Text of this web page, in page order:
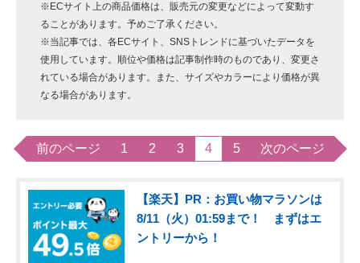
※ECサイト上の商品価格は、販売元の変更などによって変動す
ることがあります。予めご了承ください。
※当記事では、各ECサイト、SNSトレンドに基づいたデータを
使用しています。順位や価格は記事制作時のものであり、変更さ
れている場合があります。また、サイズやカラーにより価格が異
なる場合があります。
前のページ 1 2 3 4 5 次のページ
【楽天】PR：お買い物マラソンは
8/11（火）01:59まで！ まずはエ
ントリーから！